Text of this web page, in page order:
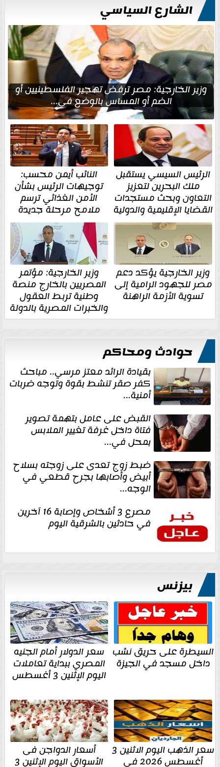
الشارع السياسي
وزير الخارجية: مصر ترفض تهجير الفلسطينيين أو
الضم أو المساس بالوضع في...
الرئيس السيسي يستقبل
ملك البحرين لتعزيز
التعاون وبحث مستجدات
القضايا الإقليمية والدولية
النائب أيمن محسب:
توجيهات الرئيس بشأن
الأمن الغذائي ترسم
ملامح مرحلة جديدة
وزير الخارجية يؤكد دعم
مصر للجهود الرامية إلى
تسوية الأزمة الراهنة
وزير الخارجية: مؤتمر
المصريين بالخارج منصة
وطنية تربط العقول
والخبرات المصرية بالدولة
حوادث ومحاكم
بقيادة الرائد معتز مرسي.. مباحث
كفر صقر تنشط بقوة وتوجه ضربات
أمنية...
القبض على عامل بتهمة تصوير
فتاة داخل غرفة تغيير الملابس
بمحل في...
ضبط زوج تعدى على زوجته بسلاح
أبيض وأصابها بجرح قطعي في
الوجه...
مصرع 3 أشخاص وإصابة 16 آخرين
في حادثين بالشرقية اليوم
بيزنس
السيطرة على حريق نشب
داخل مسجد في الجيزة
سعر الدولار أمام الجنيه
المصري ببداية تعاملات
اليوم الإثنين 3 أغسطس
سعر الذهب اليوم الاثنين 3
أغسطس 2026 في
أسعار الدواجن فى
الأسواق اليوم الإثنين 3